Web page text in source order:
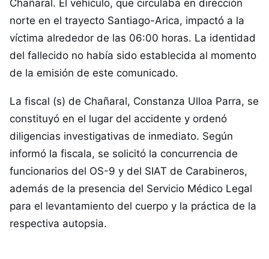
Chañaral. El vehículo, que circulaba en dirección
norte en el trayecto Santiago-Arica, impactó a la
víctima alrededor de las 06:00 horas. La identidad
del fallecido no había sido establecida al momento
de la emisión de este comunicado.
La fiscal (s) de Chañaral, Constanza Ulloa Parra, se
constituyó en el lugar del accidente y ordenó
diligencias investigativas de inmediato. Según
informó la fiscala, se solicitó la concurrencia de
funcionarios del OS-9 y del SIAT de Carabineros,
además de la presencia del Servicio Médico Legal
para el levantamiento del cuerpo y la práctica de la
respectiva autopsia.